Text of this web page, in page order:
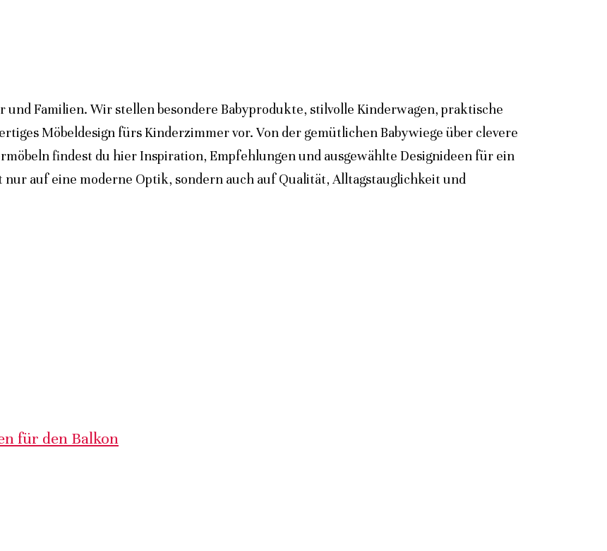
Familien. Wir stellen besondere Babyprodukte, stilvolle Kinderwagen, praktische
Möbeldesign fürs Kinderzimmer vor. Von der gemütlichen Babywiege über clevere
findest du hier Inspiration, Empfehlungen und ausgewählte Designideen für ein
auf eine moderne Optik, sondern auch auf Qualität, Alltagstauglichkeit und
für den Balkon